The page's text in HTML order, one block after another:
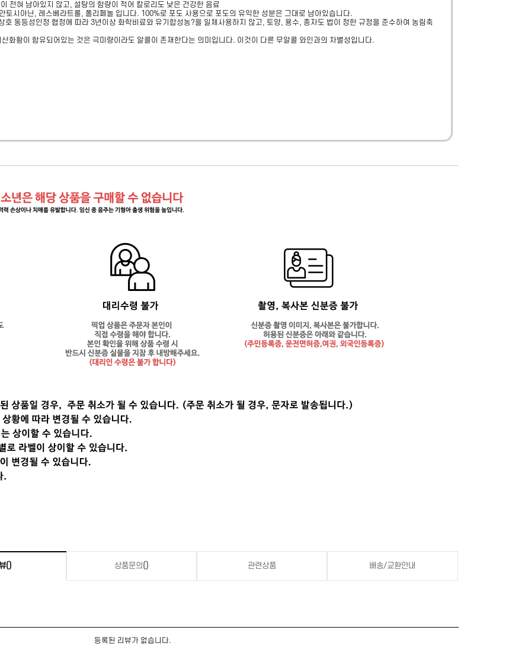
전혀 남아있지 않고, 설탕의 함량이 적어 칼로리도 낮은 건강한 음료
토시아닌, 레스베라트롤, 폴리페놀 입니다. 100%로 포도 사용으로 포도의 유익한 성분은 그대로 남아있습니다.
동등성인정 협정에 따라 3년이상 화학비료와 유기합성농?을 일체사용하지 않고, 토양, 용수, 종자도 법이 정한 규정을 준수하여 농림축
화황이 함유되어있는 것은 극미량이라도 알콜이 존재한다는 의미입니다. 이것이 다른 무알콜 와인과의 차별성입니다.
() 상품문의 () 관련상품 배송/교환안내
등록된 리뷰가 없습니다.